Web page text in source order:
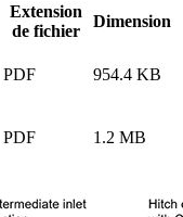
Extension
de fichier
Dimension
PDF 954.4 KB
PDF 1.2 MB